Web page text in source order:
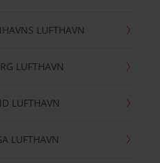
LUFTHAVN
LUFTHAVN
LUFTHAVN
LUFTHAVN